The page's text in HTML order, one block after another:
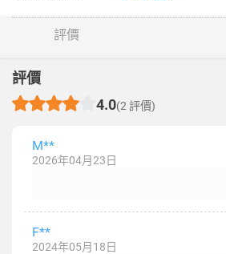
評價
評價
4.0(2 評價)
M**
2026年04月23日
F**
2024年05月18日